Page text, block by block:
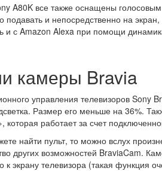
A80K все также оснащены
и непосредственно на
и с Amazon Alexa при помощи
камеры Bravia
управления телевизоров Sony
Размер его меньше на 36%.
которая работает за счет
найти пульт, то можно вслух
других возможностей BraviaCam.
к экрану телевизора (такая функция